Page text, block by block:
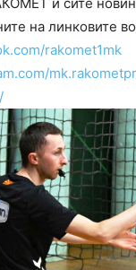
на линковите
rakomet1mk